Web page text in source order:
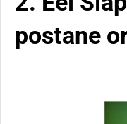
postane